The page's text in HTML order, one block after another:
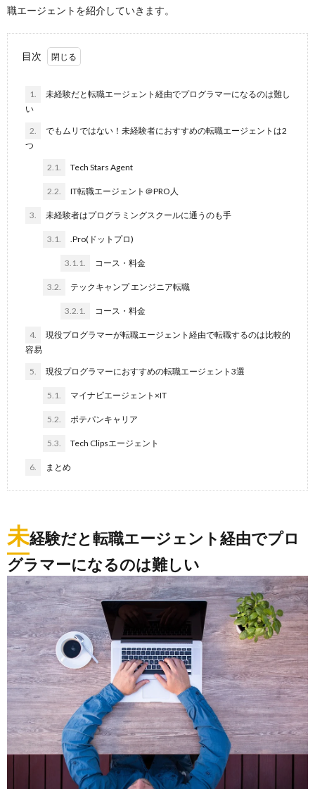
職エージェントを紹介していきます。
目次
1.
未経験だと転職エージェント経由でプログラマーになるのは難し
い
2.
でもムリではない！未経験者におすすめの転職エージェントは2
つ
2.1. Tech Stars Agent
2.2. IT転職エージェント＠PRO人
3. 未経験者はプログラミングスクールに通うのも手
3.1. .Pro(ドットプロ)
3.1.1. コース・料金
3.2. テックキャンプ エンジニア転職
3.2.1. コース・料金
4.
現役プログラマーが転職エージェント経由で転職するのは比較的
容易
5. 現役プログラマーにおすすめの転職エージェント3選
5.1. マイナビエージェント×IT
5.2. ポテパンキャリア
5.3. Tech Clipsエージェント
6. まとめ
未経験だと転職エージェント経由でプロ
グラマーになるのは難しい